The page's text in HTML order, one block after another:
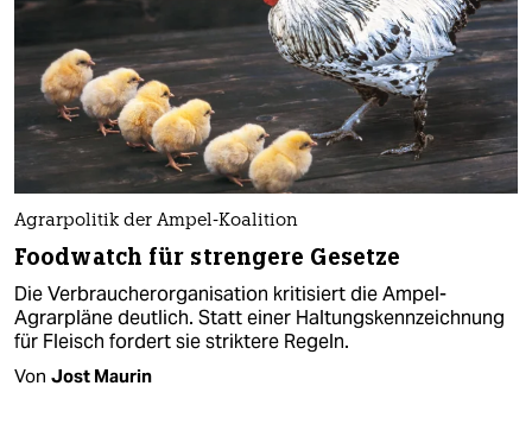
Agrarpolitik der Ampel-Koalition
Foodwatch für strengere Gesetze
Die Verbraucherorganisation kritisiert die Ampel-
Agrarpläne deutlich. Statt einer Haltungskennzeichnung
für Fleisch fordert sie striktere Regeln.
Von Jost Maurin